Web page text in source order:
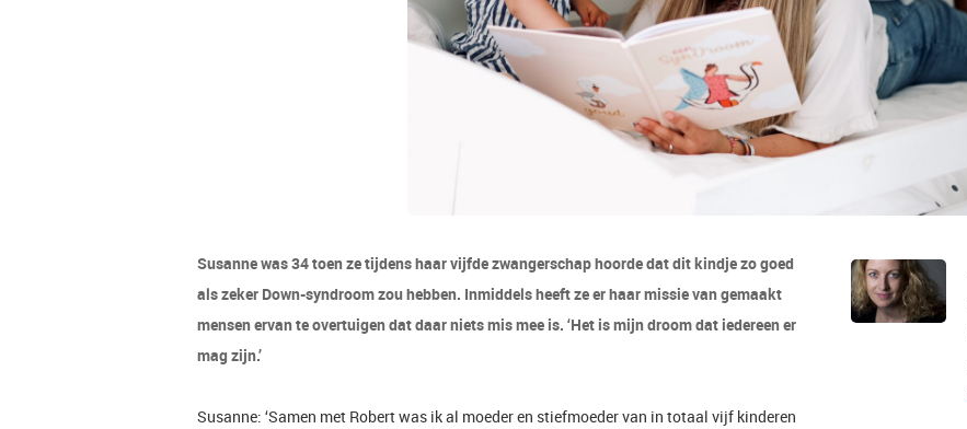
Susanne was 34 toen ze tijdens haar vijfde zwangerschap hoorde dat dit kindje zo goed
als zeker Down-syndroom zou hebben. Inmiddels heeft ze er haar missie van gemaakt
mensen ervan te overtuigen dat daar niets mis mee is. ‘Het is mijn droom dat iedereen er
mag zijn.’
Susanne: ‘Samen met Robert was ik al moeder en stiefmoeder van in totaal vijf kinderen